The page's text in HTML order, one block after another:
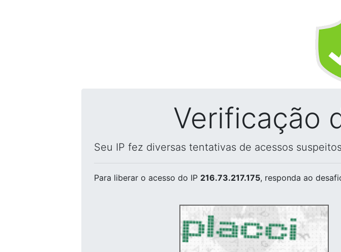
Verificação
Seu IP fez diversas tentativas de acessos
Para liberar o acesso do IP 216.73.217.175, responda ao